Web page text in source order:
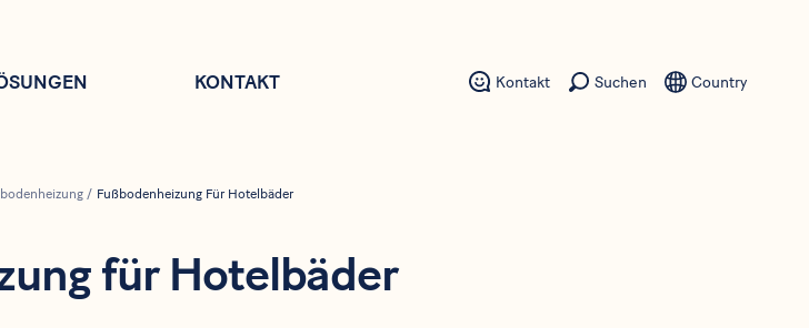
KONTAKT Kontakt Suchen Country
/ Fußbodenheizung Für Hotelbäder
für Hotelbäder